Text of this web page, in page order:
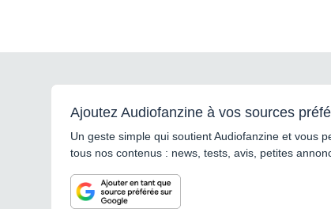
Ajoutez Audiofanzine à vos sources
Un geste simple qui soutient Audiofanzine et vous
tous nos contenus : news, tests, avis, petites